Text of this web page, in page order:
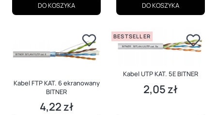
DO KOSZYKA DO KOSZYKA
Kabel FTP KAT. 6 ekranowany
BITNER
Cena
4,22 zł
BESTSELLER
Kabel UTP KAT. 5E BITNER
Cena
2,05 zł